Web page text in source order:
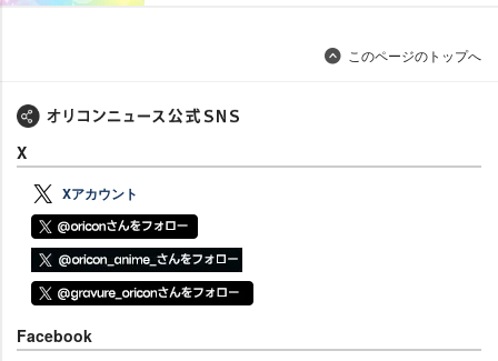
このページのトップへ
X
Xアカウント
Facebook